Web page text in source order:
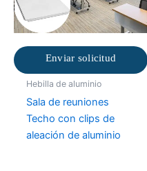
Enviar solicitud
Hebilla de aluminio
Sala de reuniones
Techo con clips de
aleación de aluminio